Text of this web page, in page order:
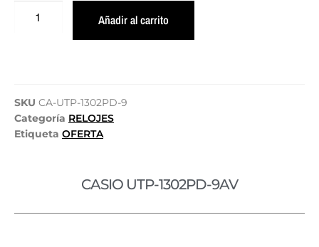
Añadir al carrito
SKU CA-UTP-1302PD-9
Categoría RELOJES
Etiqueta OFERTA
CASIO UTP-1302PD-9AV